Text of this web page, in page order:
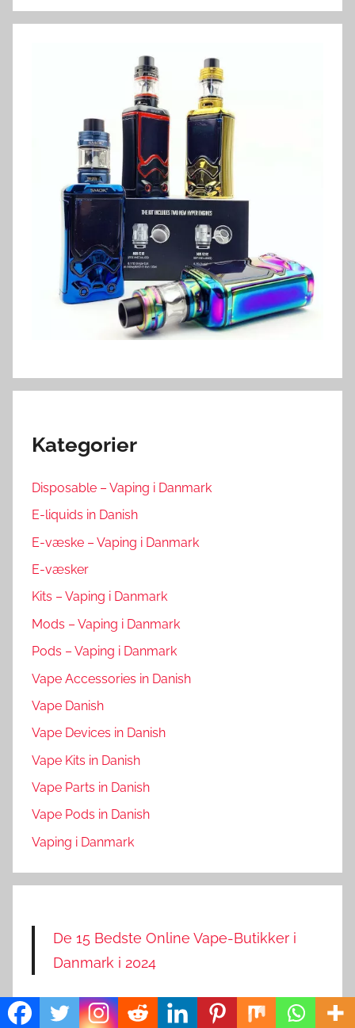
Kategorier
Disposable – Vaping i Danmark
E-liquids in Danish
E-væske – Vaping i Danmark
E-væsker
Kits – Vaping i Danmark
Mods – Vaping i Danmark
Pods – Vaping i Danmark
Vape Accessories in Danish
Vape Danish
Vape Devices in Danish
Vape Kits in Danish
Vape Parts in Danish
Vape Pods in Danish
Vaping i Danmark
De 15 Bedste Online Vape-Butikker i
Danmark i 2024